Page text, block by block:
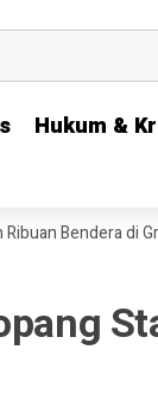
Hukum &
Hukum &
di Gresik